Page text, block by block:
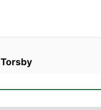
Torsby